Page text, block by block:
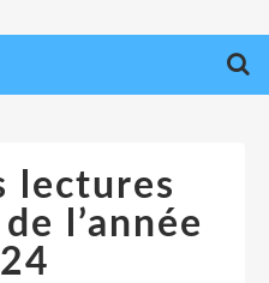
lectures
l’année